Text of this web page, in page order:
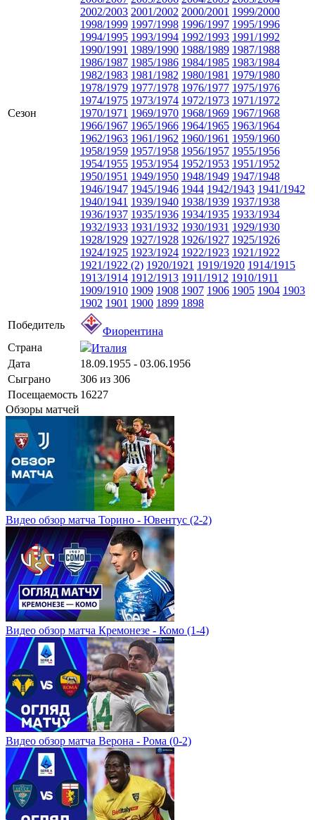
Сезон
2002/2003 2001/2002 2000/2001 1999/2000
1998/1999 1997/1998 1996/1997 1995/1996
1994/1995 1993/1994 1992/1993 1991/1992
1990/1991 1989/1990 1988/1989 1987/1988
1986/1987 1985/1986 1984/1985 1983/1984
1982/1983 1981/1982 1980/1981 1979/1980
1978/1979 1977/1978 1976/1977 1975/1976
1974/1975 1973/1974 1972/1973 1971/1972
1970/1971 1969/1970 1968/1969 1967/1968
1966/1967 1965/1966 1964/1965 1963/1964
1962/1963 1961/1962 1960/1961 1959/1960
1958/1959 1957/1958 1956/1957 1955/1956
1954/1955 1953/1954 1952/1953 1951/1952
1950/1951 1949/1950 1948/1949 1947/1948
1946/1947 1945/1946 1944 1942/1943 1941/1942
1940/1941 1939/1940 1938/1939 1937/1938
1936/1937 1935/1936 1934/1935 1933/1934
1932/1933 1931/1932 1930/1931 1929/1930
1928/1929 1927/1928 1926/1927 1925/1926
1924/1925 1923/1924 1922/1923 1921/1922
1921/1922 (2) 1920/1921 1919/1920 1914/1915
1913/1914 1912/1913 1911/1912 1910/1911
1909/1910 1909 1908 1907 1906 1905 1904 1903
1902 1901 1900 1899 1898
Победитель
Фиорентина
Страна
Италия
Дата
18.09.1955 - 03.06.1956
Сыграно
306 из 306
Посещаемость 16227
Обзоры матчей
Видео обзор матча Торино - Ювентус (2-2)
Видео обзор матча Кремонезе - Комо (1-4)
Видео обзор матча Верона - Рома (0-2)